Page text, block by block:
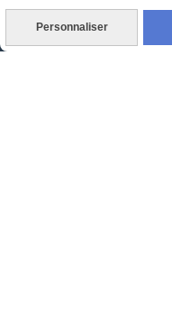
Personnaliser